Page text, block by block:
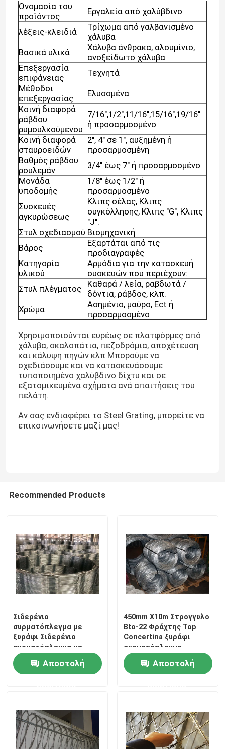
VR παρουσιάστε
Σχετικά με εμάς
Γύρος εργοστασίων
Ποιοτικός έλεγχος
Ειδήσεις
ενωμένη στενά περίφραξη πλέγματος
Ονομασία του
προϊόντος
Εργαλεία από χαλύβδινο
λέξεις-κλειδιά
Τρίχωμα από γαλβανισμένο
χάλυβα
Βασικά υλικά
Χάλυβα άνθρακα, αλουμίνιο,
ανοξείδωτο χάλυβα
Επεξεργασία
επιφάνειας
Τεχνητά
Μέθοδοι
επεξεργασίας
Ελυσσμένα
Κοινή διαφορά
ράβδου
ρυμουλκούμενου
7/16",1/2",11/16",15/16",19/16"
ή προσαρμοσμένο
Κοινή διαφορά
σταυροειδών
2", 4" σε 1", αυξημένη ή
προσαρμοσμένη
Βαθμός ράβδου
ρουλεμάν
3/4" έως 7" ή προσαρμοσμένο
Μονάδα
υποδομής
1/8" έως 1/2" ή
προσαρμοσμένο
Συσκευές
αγκυρώσεως
Κλιπς σέλας, Κλιπς
συγκόλλησης, Κλιπς "G", Κλιπς
"J".
Στυλ σχεδιασμού Βιομηχανική
Βάρος
Εξαρτάται από τις
προδιαγραφές
Κατηγορία
υλικού
Αρμόδια για την κατασκευή
συσκευών που περιέχουν:
Στυλ πλέγματος
Καθαρά / λεία, ραβδωτά /
δόντια, ράβδος, κλπ.
Χρώμα
Ασημένιο, μαύρο, Ect ή
προσαρμοσμένο
Χρησιμοποιούνται ευρέως σε πλατφόρμες από
χάλυβα, σκαλοπάτια, πεζοδρόμια, αποχέτευση
και κάλυψη πηγών κλπ.Μπορούμε να
σχεδιάσουμε και να κατασκευάσουμε
τυποποιημένο χαλύβδινο δίχτυ και σε
εξατομικευμένα σχήματα ανά απαιτήσεις του
πελάτη.
Αν σας ενδιαφέρει το Steel Grating, μπορείτε να
επικοινωνήσετε μαζί μας!
Recommended Products
Σιδερένιο
συρματόπλεγμα με
ξυράφι Σιδερένιο
συρματόπλεγμα με
διπλό σπείρα
Αποστολή
450mm X10m Στρογγυλο
Bto-22 Φράχτης Top
Concertina ξυράφι
συρματόπλεγμα
Αποστολή